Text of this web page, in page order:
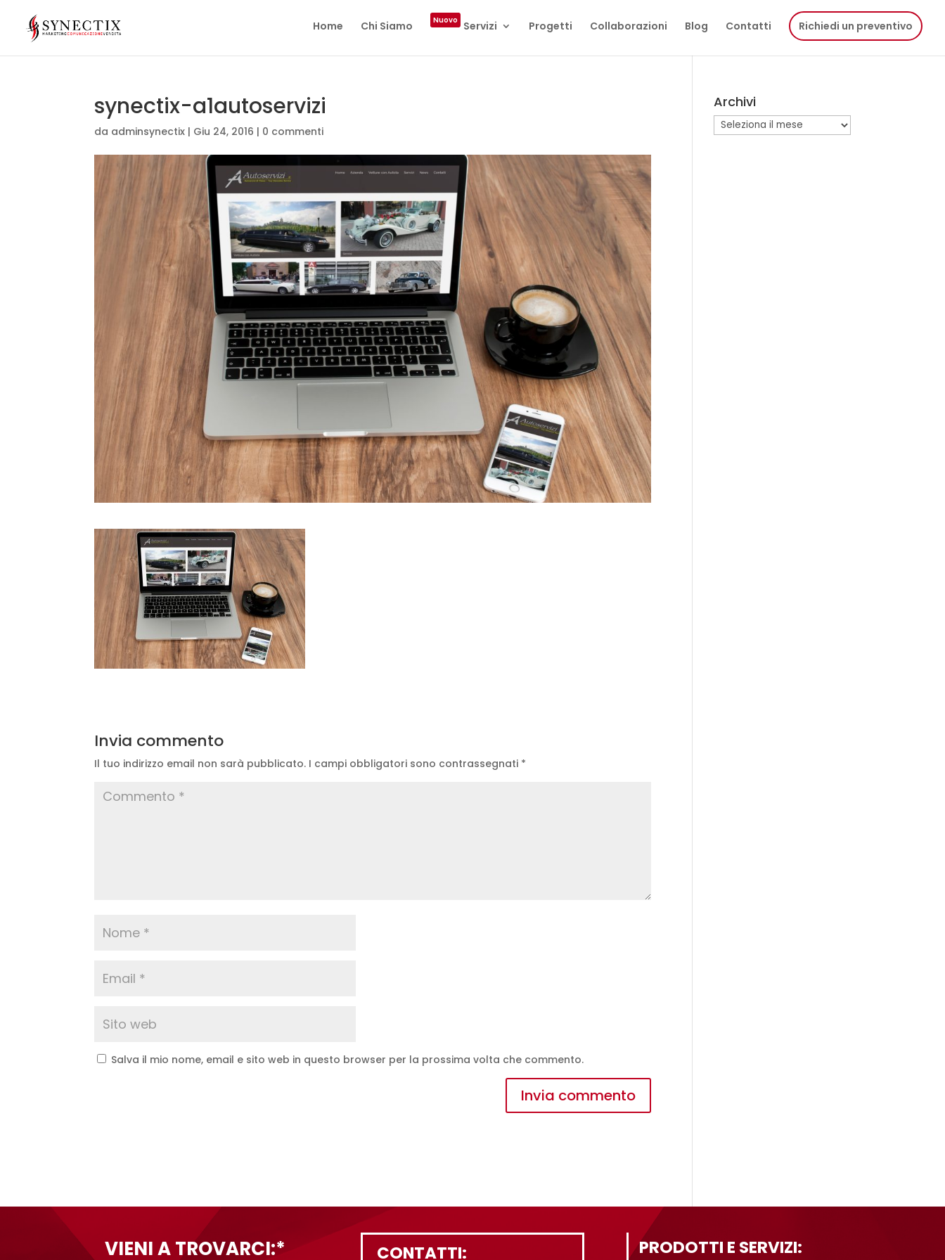
Home Chi Siamo Nuovo Servizi Progetti Collaborazioni Blog Contatti Richiedi un preventivo
synectix-a1autoservizi
da adminsynectix | Giu 24, 2016 | 0 commenti
Invia commento
Il tuo indirizzo email non sarà pubblicato. I campi obbligatori sono contrassegnati *
Salva il mio nome, email e sito web in questo browser per la prossima volta che commento.
Archivi
Archivi
VIENI A TROVARCI:* CONTATTI: PRODOTTI E SERVIZI: